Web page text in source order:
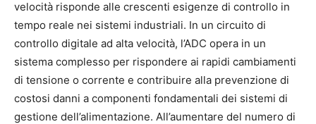
velocità risponde alle crescenti esigenze di controllo in
tempo reale nei sistemi industriali. In un circuito di
controllo digitale ad alta velocità, l’ADC opera in un
sistema complesso per rispondere ai rapidi cambiamenti
di tensione o corrente e contribuire alla prevenzione di
costosi danni a componenti fondamentali dei sistemi di
gestione dell’alimentazione. All’aumentare del numero di